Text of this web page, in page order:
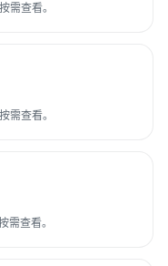
需查看。
需查看。
需查看。